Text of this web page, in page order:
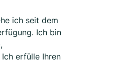
ich seit dem
Ich bin
erfülle Ihren